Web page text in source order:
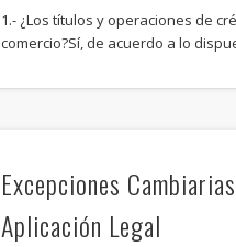
1.- ¿Los títulos y operaciones de
comercio?Sí, de acuerdo a lo
Excepciones
Aplicación Legal